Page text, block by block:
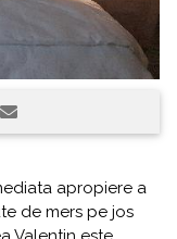
apropiere a
de mers pe jos